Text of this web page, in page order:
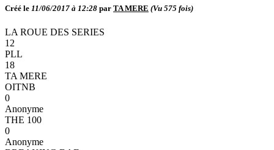
Créé le 11/06/2017 à 12:28 par TA MERE (Vu 575 fois)
LA ROUE DES SERIES
12
PLL
18
TA MERE
OITNB
0
Anonyme
THE 100
0
Anonyme